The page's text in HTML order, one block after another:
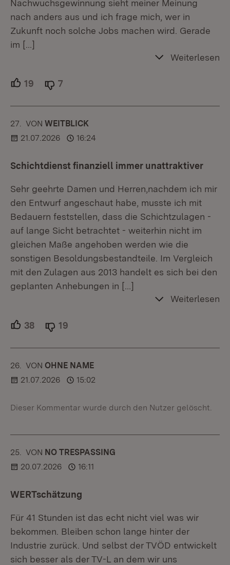
Nachwuchsgewinnung sieht meiner Meinung
nach anders aus und ich frage mich, wer in
Zukunft noch solche Jobs machen wird. Gerade
im […]
Weiterlesen
19 Unterstützer.
7
27. KOMMENTAR
VON :WEITBLICK
21.07.2026
16:24
Schichtdienst finanziell immer unattraktiver
Sehr geehrte Damen und Herren,nachdem ich mir
den Entwurf angeschaut habe, musste ich mit
Bedauern feststellen, dass die Schichtzulagen -
auf lange Sicht betrachtet - weiterhin nicht im
gleichen Maße angehoben werden wie die
sonstigen Besoldungsbestandteile. Im Vergleich
mit den Zulagen aus 2013 handelt es sich bei den
geplanten Anhebungen in […]
Weiterlesen
38 Unterstützer.
19
26. KOMMENTAR
VON :OHNE NAME
21.07.2026
15:02
Dieser Kommentar wurde durch den Nutzer gelöscht.
25. KOMMENTAR
VON :NO TRESPASSING
20.07.2026
16:11
WERTschätzung
Für 41 Stunden ist das echt nicht viel was wir
bekommen. Bleiben schon lange hinter der
Industrie zurück. Und selbst der TVÖD entwickelt
sich besser als der TV-L an dem wir uns